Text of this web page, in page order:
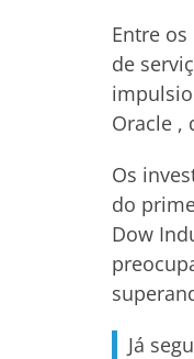
Entre
de
Oracle ,
Os
do
Dow
Já